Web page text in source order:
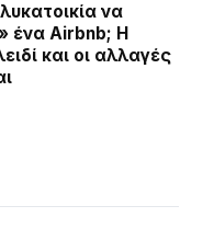
να
ένα Airbnb; Η
και οι αλλαγές